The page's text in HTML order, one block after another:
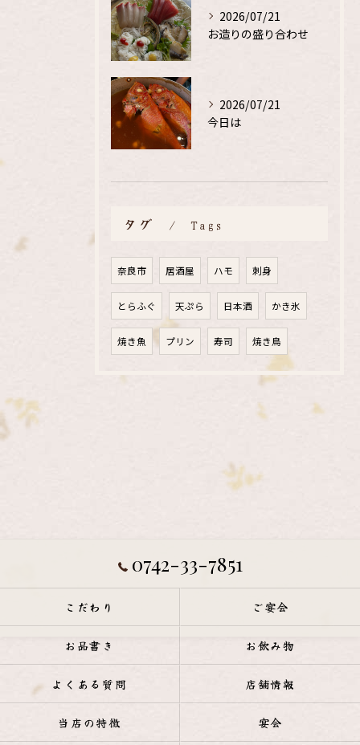
2026/07/21
お造りの盛り合わせ
2026/07/21
今日は
タグ Tags
奈良市 居酒屋 ハモ 刺身
とらふぐ 天ぷら 日本酒 かき氷
焼き魚 プリン 寿司 焼き鳥
0742-33-7851
こだわり ご宴会
お品書き お飲み物
よくある質問 店舗情報
当店の特徴 宴会